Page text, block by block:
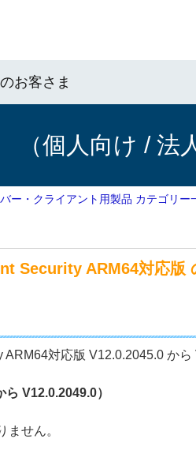
お客さま
個人向け / 法
ー・クライアント用製品 カテゴリー
Security ARM64対応版
ARM64対応版 V12.0.2045.0 か
V12.0.2049.0）
ません。